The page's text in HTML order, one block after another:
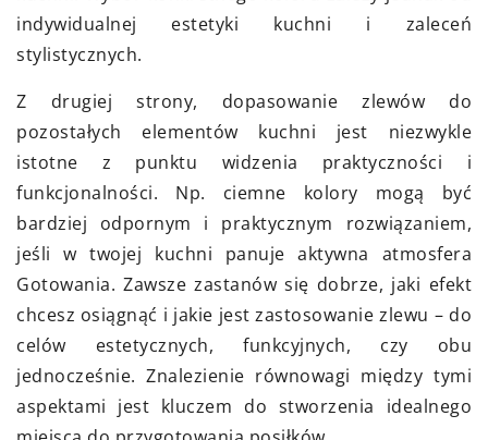
indywidualnej estetyki kuchni i zaleceń
stylistycznych.
Z drugiej strony, dopasowanie zlewów do
pozostałych elementów kuchni jest niezwykle
istotne z punktu widzenia praktyczności i
funkcjonalności. Np. ciemne kolory mogą być
bardziej odpornym i praktycznym rozwiązaniem,
jeśli w twojej kuchni panuje aktywna atmosfera
Gotowania. Zawsze zastanów się dobrze, jaki efekt
chcesz osiągnąć i jakie jest zastosowanie zlewu – do
celów estetycznych, funkcyjnych, czy obu
jednocześnie. Znalezienie równowagi między tymi
aspektami jest kluczem do stworzenia idealnego